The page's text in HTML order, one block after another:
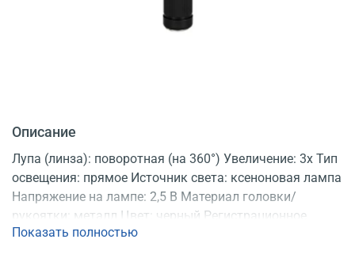
Описание
Лупа (линза): поворотная (на 360°) Увеличение: 3x Тип
освещения: прямое Источник света: ксеноновая лампа
Напряжение на лампе: 2,5 В Материал головки/
рукоятки: металл Цвет: черный Регистрационное
удостоверение
Показать полностью